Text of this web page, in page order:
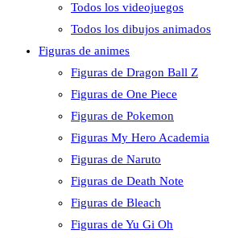
Todos los videojuegos
Todos los dibujos animados
Figuras de animes
Figuras de Dragon Ball Z
Figuras de One Piece
Figuras de Pokemon
Figuras My Hero Academia
Figuras de Naruto
Figuras de Death Note
Figuras de Bleach
Figuras de Yu Gi Oh